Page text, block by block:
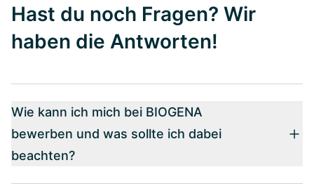
Hast du noch Fragen? Wir
haben die Antworten!
Wie kann ich mich bei BIOGENA
bewerben und was sollte ich dabei
beachten?